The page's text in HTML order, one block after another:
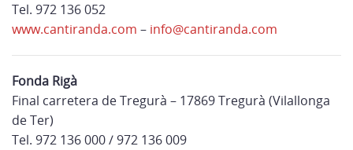
Tel. 972 136 052
www.cantiranda.com – info@cantiranda.com
Fonda Rigà
Final carretera de Tregurà – 17869 Tregurà (Vilallonga
de Ter)
Tel. 972 136 000 / 972 136 009